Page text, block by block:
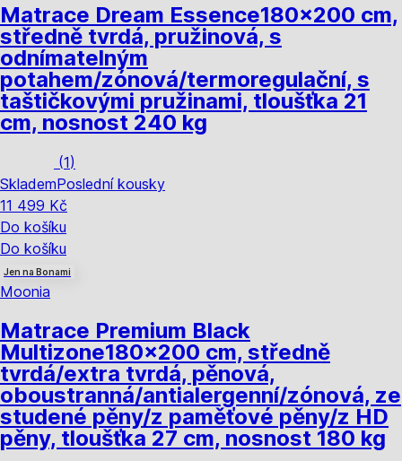
Matrace Dream Essence180x200 cm,
středně tvrdá, pružinová, s
odnímatelným
potahem/zónová/termoregulační, s
taštičkovými pružinami, tloušťka 21
cm, nosnost 240 kg
(1)
SklademPoslední kousky
11 499 Kč
Do košíku
Do košíku
Jen na Bonami
Moonia
Matrace Premium Black
Multizone180x200 cm, středně
tvrdá/extra tvrdá, pěnová,
oboustranná/antialergenní/zónová, ze
studené pěny/z paměťové pěny/z HD
pěny, tloušťka 27 cm, nosnost 180 kg